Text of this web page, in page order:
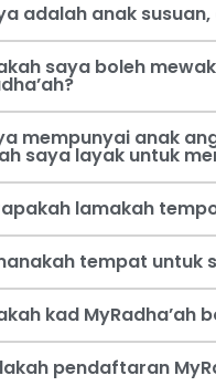
adalah anak
saya boleh
mempunyai anak
saya layak untuk
lamakah
tempat untuk
kad MyRadha’ah
pendaftaran